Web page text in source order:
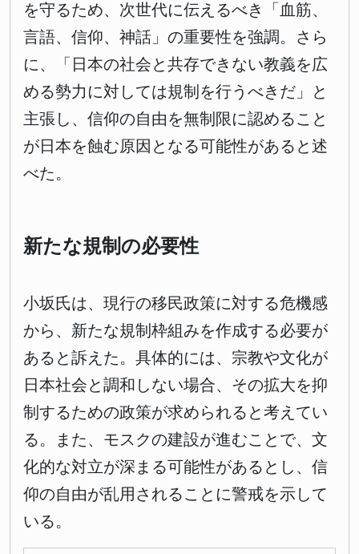
を守るため、次世代に伝えるべき「血筋、
言語、信仰、神話」の重要性を強調。さら
に、「日本の社会と共存できない教義を広
める勢力に対しては規制を行うべきだ」と
主張し、信仰の自由を無制限に認めること
が日本を蝕む原因となる可能性があると述
べた。
新たな規制の必要性
小坂氏は、現行の移民政策に対する危機感
から、新たな規制枠組みを作成する必要が
あると訴えた。具体的には、宗教や文化が
日本社会と調和しない場合、その拡大を抑
制するための政策が求められると考えてい
る。また、モスクの建設が進むことで、文
化的な対立が深まる可能性があるとし、信
仰の自由が乱用されることに警戒を示して
いる。